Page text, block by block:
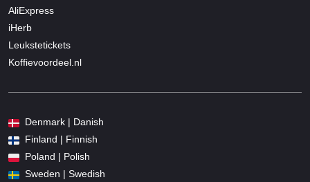
AliExpress
iHerb
Leukstetickets
Koffievoordeel.nl
Denmark | Danish
Finland | Finnish
Poland | Polish
Sweden | Swedish